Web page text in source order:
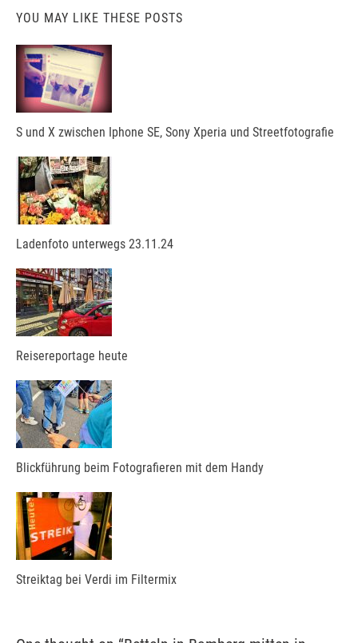
YOU MAY LIKE THESE POSTS
S und X zwischen Iphone SE, Sony Xperia und Streetfotografie
Ladenfoto unterwegs 23.11.24
Reisereportage heute
Blickführung beim Fotografieren mit dem Handy
Streiktag bei Verdi im Filtermix